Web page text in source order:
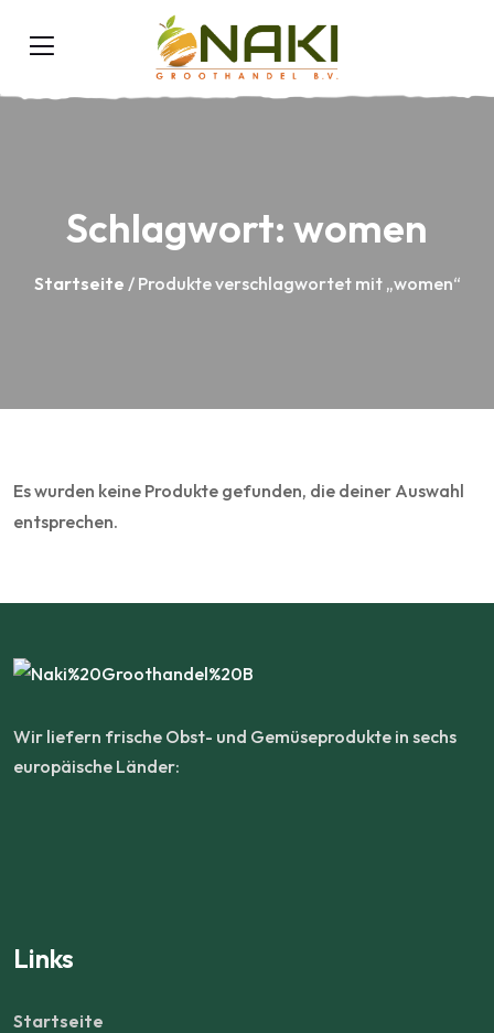
Schlagwort: women
Startseite / Produkte verschlagwortet mit „women“
Es wurden keine Produkte gefunden, die deiner Auswahl
entsprechen.
Wir liefern frische Obst- und Gemüseprodukte in sechs
europäische Länder:
Links
Startseite